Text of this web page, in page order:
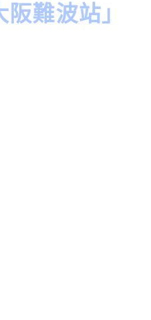
難波站」